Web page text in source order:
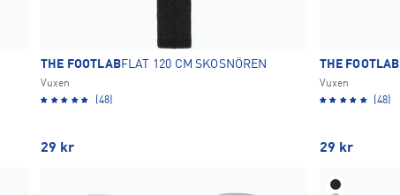
THE FOOTLABFLAT 120 CM SKOSNÖREN
Vuxen
(48)
29 kr
THE FOOTLAB
Vuxen
(48)
29 kr